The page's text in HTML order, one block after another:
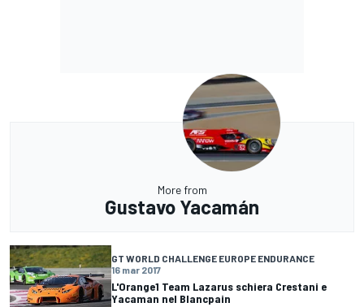
More from
Gustavo Yacamán
GT WORLD CHALLENGE EUROPE ENDURANCE
16 mar 2017
L'Orange1 Team Lazarus schiera Crestani e
Yacaman nel Blancpain